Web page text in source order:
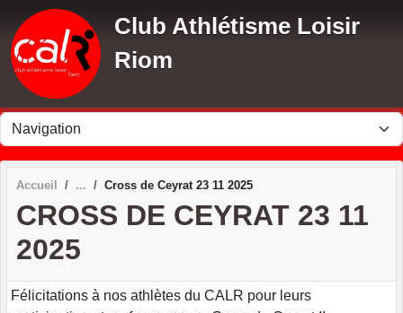
Club Athlétisme Loisir
Riom
Accueil Cross de Ceyrat 23 11 2025
CROSS DE CEYRAT 23 11
2025
Félicitations à nos athlètes du CALR pour leurs
Panneau de gestion des cookies